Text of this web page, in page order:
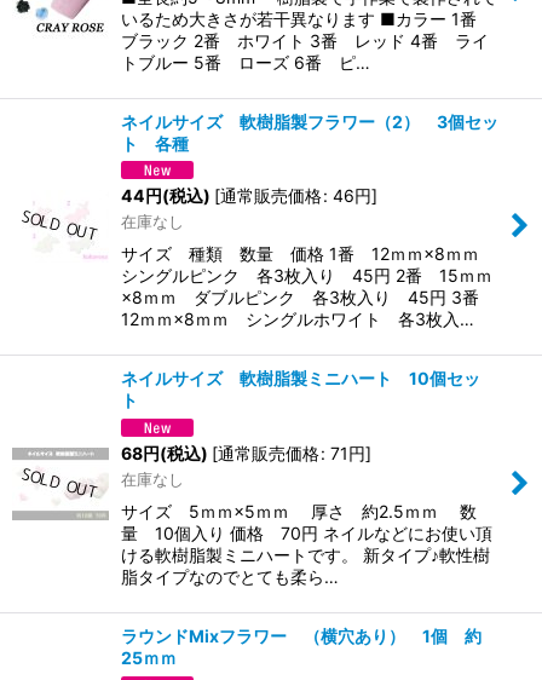
いるため大きさが若干異なります ■カラー 1番
ブラック 2番 ホワイト 3番 レッド 4番 ライ
トブルー 5番 ローズ 6番 ピ…
ネイルサイズ 軟樹脂製フラワー（2） 3個セッ
ト 各種
44円(税込) [通常販売価格: 46円]
在庫なし
サイズ 種類 数量 価格 1番 12ｍｍ×8ｍｍ
シングルピンク 各3枚入り 45円 2番 15ｍｍ
×8ｍｍ ダブルピンク 各3枚入り 45円 3番
12ｍｍ×8ｍｍ シングルホワイト 各3枚入…
ネイルサイズ 軟樹脂製ミニハート 10個セッ
ト
68円(税込) [通常販売価格: 71円]
在庫なし
サイズ 5ｍｍ×5ｍｍ 厚さ 約2.5ｍｍ 数
量 10個入り 価格 70円 ネイルなどにお使い頂
ける軟樹脂製ミニハートです。 新タイプ♪軟性樹
脂タイプなのでとても柔ら…
ラウンドMixフラワー （横穴あり） 1個 約
25ｍｍ